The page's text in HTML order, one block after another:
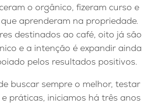
o orgânico, fizeram curso e
aprenderam na propriedade.
destinados ao café, oito já são
e a intenção é expandir ainda
pelos resultados positivos.
buscar sempre o melhor, testar
práticas, iniciamos há três anos